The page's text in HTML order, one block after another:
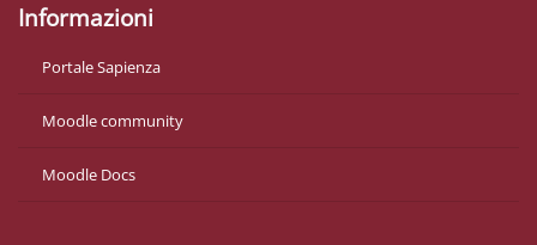
Informazioni
Portale Sapienza
Moodle community
Moodle Docs